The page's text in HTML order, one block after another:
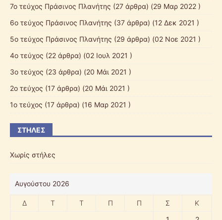
7ο τεύχος Πράσινος Πλανήτης (27 άρθρα) (29 Μαρ 2022 )
6ο τεύχος Πράσινος Πλανήτης (37 άρθρα) (12 Δεκ 2021 )
5ο τεύχος Πράσινος Πλανήτης (29 άρθρα) (02 Νοε 2021 )
4ο τεύχος (22 άρθρα) (02 Ιουλ 2021 )
3ο τεύχος (23 άρθρα) (20 Μάι 2021 )
2ο τεύχος (17 άρθρα) (20 Μάι 2021 )
1ο τεύχος (17 άρθρα) (16 Μαρ 2021 )
ΣΤΉΛΕΣ
Χωρίς στήλες
Αυγούστου 2026
Δ Τ Τ Π Π Σ
Κ